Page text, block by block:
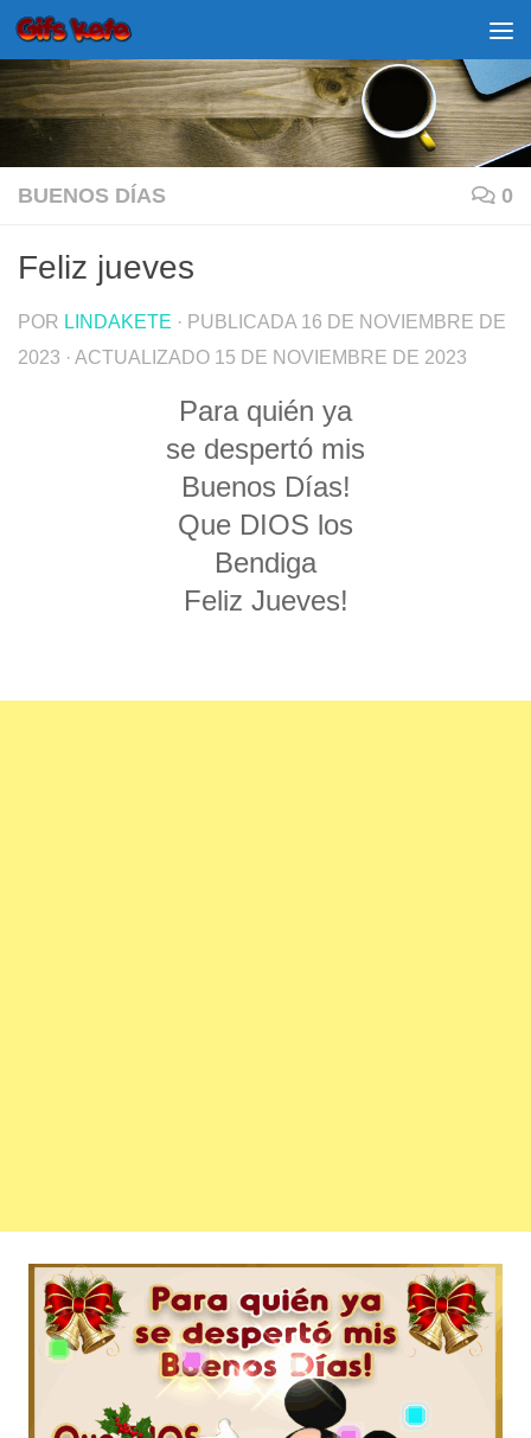
Saltar al contenido
BUENOS DÍAS 0
Feliz jueves
POR LINDAKETE · PUBLICADA 16 DE NOVIEMBRE DE
2023 · ACTUALIZADO 15 DE NOVIEMBRE DE 2023
Para quién ya
se despertó mis
Buenos Días!
Que DIOS los
Bendiga
Feliz Jueves!